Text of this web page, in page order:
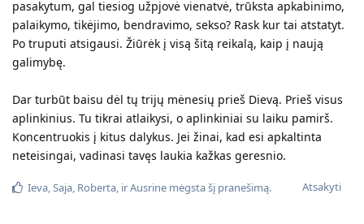
pasakytum, gal tiesiog užpjovė vienatvė, trūksta apkabinimo,
palaikymo, tikėjimo, bendravimo, sekso? Rask kur tai atstatyt.
Po truputi atsigausi. Žiūrėk į visą šitą reikalą, kaip į naują
galimybę.
Dar turbūt baisu dėl tų trijų mėnesių prieš Dievą. Prieš visus
aplinkinius. Tu tikrai atlaikysi, o aplinkiniai su laiku pamirš.
Koncentruokis į kitus dalykus. Jei žinai, kad esi apkaltinta
neteisingai, vadinasi tavęs laukia kažkas geresnio.
Atsakyti
Ieva,Saja, Roberta, irAusrine mėgsta šį pranešimą.